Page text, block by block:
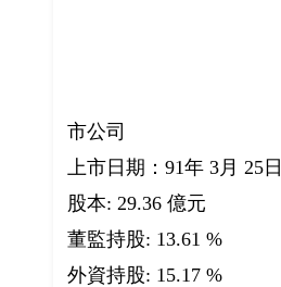
市公司
上市日期：91年 3月 25日
股本: 29.36 億元
董監持股: 13.61 %
外資持股: 15.17 %